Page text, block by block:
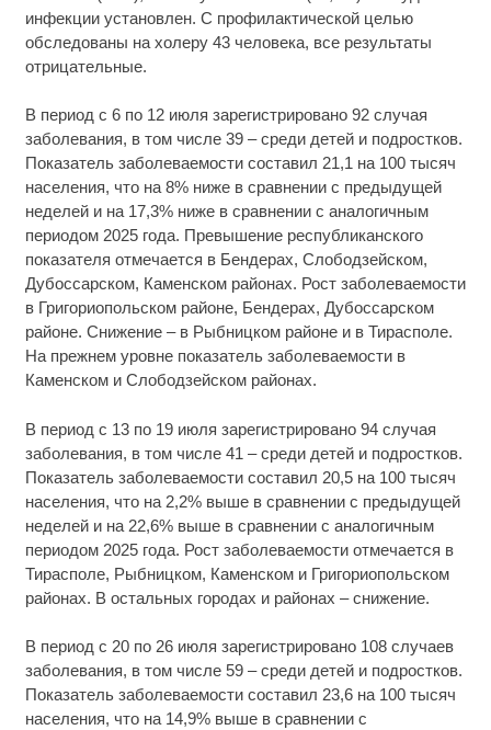
инфекции установлен. С профилактической целью
обследованы на холеру 43 человека, все результаты
отрицательные.
В период с 6 по 12 июля зарегистрировано 92 случая
заболевания, в том числе 39 – среди детей и подростков.
Показатель заболеваемости составил 21,1 на 100 тысяч
населения, что на 8% ниже в сравнении с предыдущей
неделей и на 17,3% ниже в сравнении с аналогичным
периодом 2025 года. Превышение республиканского
показателя отмечается в Бендерах, Слободзейском,
Дубоссарском, Каменском районах. Рост заболеваемости
в Григориопольском районе, Бендерах, Дубоссарском
районе. Снижение – в Рыбницком районе и в Тирасполе.
На прежнем уровне показатель заболеваемости в
Каменском и Слободзейском районах.
В период с 13 по 19 июля зарегистрировано 94 случая
заболевания, в том числе 41 – среди детей и подростков.
Показатель заболеваемости составил 20,5 на 100 тысяч
населения, что на 2,2% выше в сравнении с предыдущей
неделей и на 22,6% выше в сравнении с аналогичным
периодом 2025 года. Рост заболеваемости отмечается в
Тирасполе, Рыбницком, Каменском и Григориопольском
районах. В остальных городах и районах – снижение.
В период с 20 по 26 июля зарегистрировано 108 случаев
заболевания, в том числе 59 – среди детей и подростков.
Показатель заболеваемости составил 23,6 на 100 тысяч
населения, что на 14,9% выше в сравнении с